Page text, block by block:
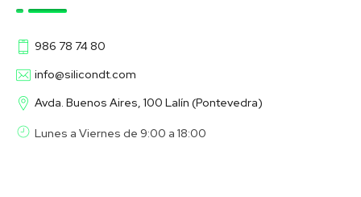
986 78 74 80
info@silicondt.com
Avda. Buenos Aires, 100 Lalín (Pontevedra)
Lunes a Viernes de 9:00 a 18:00